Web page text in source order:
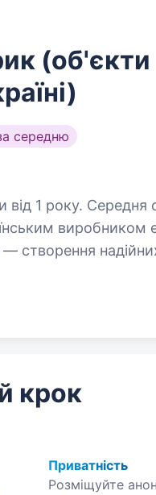
(об'єкти
середню
1 року. Середня
виробником
створення
крок
Приватність
Розміщуйте